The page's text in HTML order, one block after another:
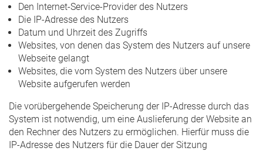
Den Internet-Service-Provider des Nutzers
Die IP-Adresse des Nutzers
Datum und Uhrzeit des Zugriffs
Websites, von denen das System des Nutzers auf unsere
Webseite gelangt
Websites, die vom System des Nutzers über unsere
Website aufgerufen werden
Die vorübergehende Speicherung der IP-Adresse durch das
System ist notwendig, um eine Auslieferung der Website an
den Rechner des Nutzers zu ermöglichen. Hierfür muss die
IP-Adresse des Nutzers für die Dauer der Sitzung